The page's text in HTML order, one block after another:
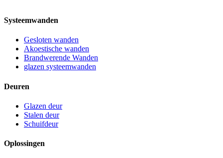
Systeemwanden
Gesloten wanden
Akoestische wanden
Brandwerende Wanden
glazen systeemwanden
Deuren
Glazen deur
Stalen deur
Schuifdeur
Oplossingen